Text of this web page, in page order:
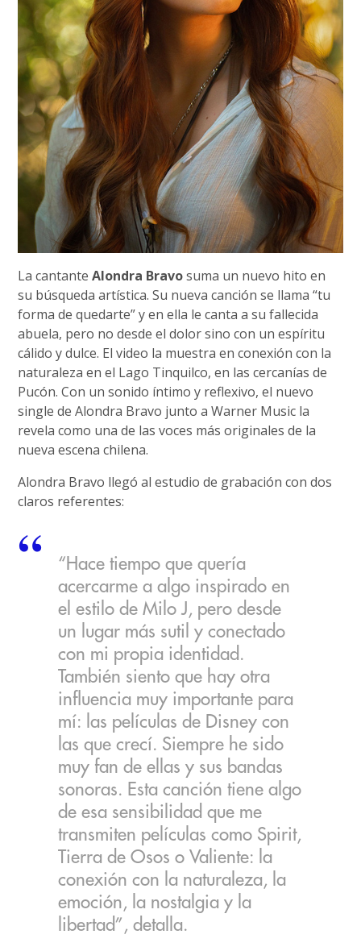
La cantanteAlondra Bravosuma un nuevo hito en
su búsqueda artística. Su nueva canción se llama “tu
forma de quedarte” y en ella le canta a su fallecida
abuela, pero no desde el dolor sino con un espíritu
cálido y dulce. El video la muestra en conexión con la
naturaleza en el Lago Tinquilco, en las cercanías de
Pucón. Con un sonido íntimo y reflexivo, el nuevo
single de Alondra Bravo junto a Warner Music la
revela como una de las voces más originales de la
nueva escena chilena.
Alondra Bravo llegó al estudio de grabación con dos
claros referentes:
“Hace tiempo que quería
acercarme a algo inspirado en
el estilo de Milo J, pero desde
un lugar más sutil y conectado
con mi propia identidad.
También siento que hay otra
influencia muy importante para
mí: las películas de Disney con
las que crecí. Siempre he sido
muy fan de ellas y sus bandas
sonoras. Esta canción tiene algo
de esa sensibilidad que me
transmiten películas como Spirit,
Tierra de Osos o Valiente: la
conexión con la naturaleza, la
emoción, la nostalgia y la
libertad”, detalla.